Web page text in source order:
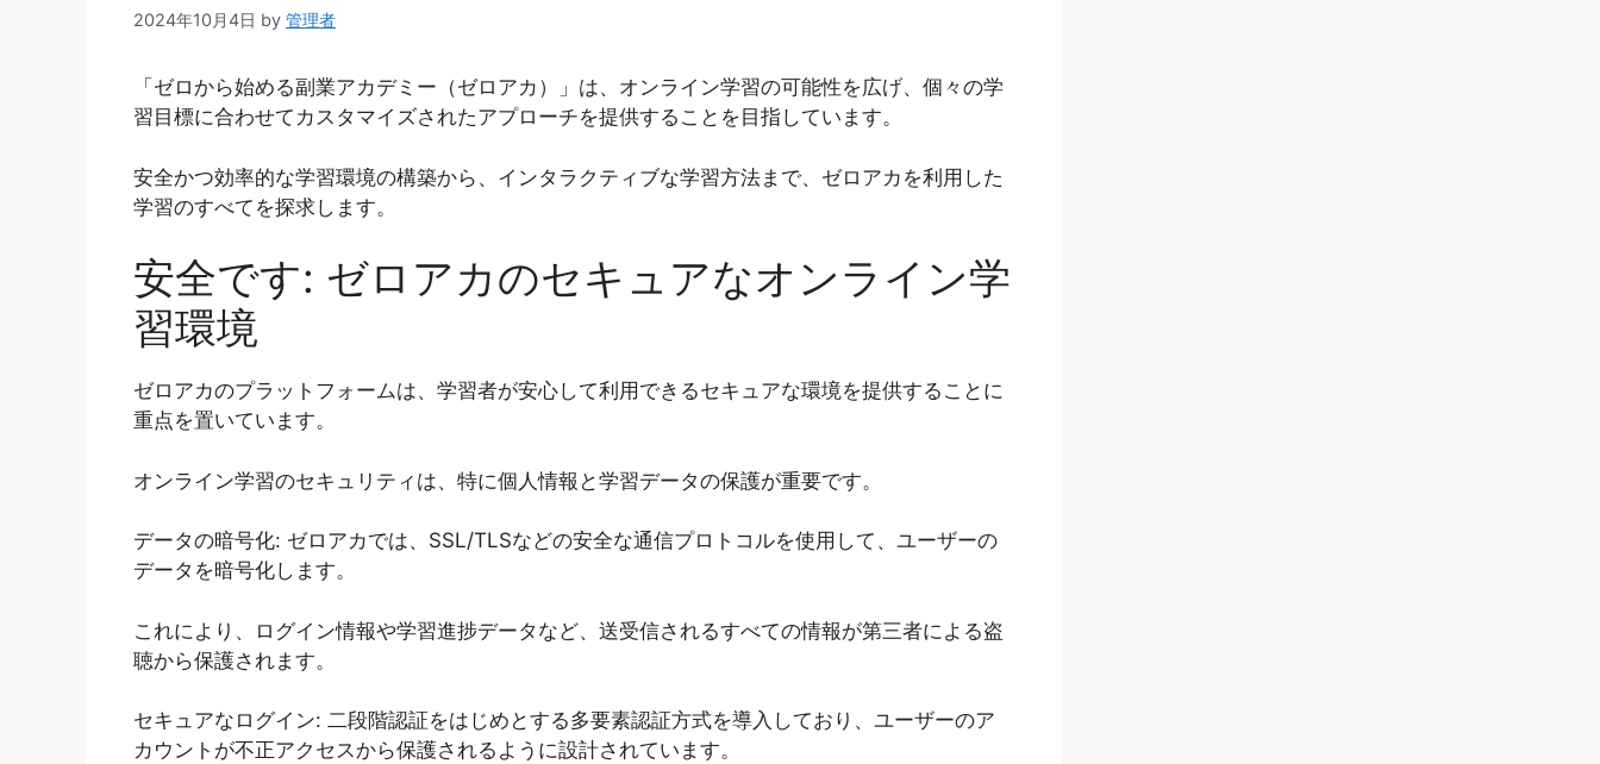
2024年10月4日 by 管理者
「ゼロから始める副業アカデミー（ゼロアカ）」は、オンライン学習の可能性を広げ、個々の学
習目標に合わせてカスタマイズされたアプローチを提供することを目指しています。
安全かつ効率的な学習環境の構築から、インタラクティブな学習方法まで、ゼロアカを利用した
学習のすべてを探求します。
安全です: ゼロアカのセキュアなオンライン学
習環境
ゼロアカのプラットフォームは、学習者が安心して利用できるセキュアな環境を提供することに
重点を置いています。
オンライン学習のセキュリティは、特に個人情報と学習データの保護が重要です。
データの暗号化: ゼロアカでは、SSL/TLSなどの安全な通信プロトコルを使用して、ユーザーの
データを暗号化します。
これにより、ログイン情報や学習進捗データなど、送受信されるすべての情報が第三者による盗
聴から保護されます。
セキュアなログイン: 二段階認証をはじめとする多要素認証方式を導入しており、ユーザーのア
カウントが不正アクセスから保護されるように設計されています。